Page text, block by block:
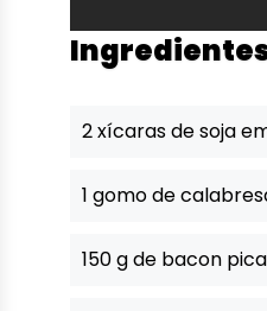
2 xícaras de soja
1 gomo de
150 g de bacon